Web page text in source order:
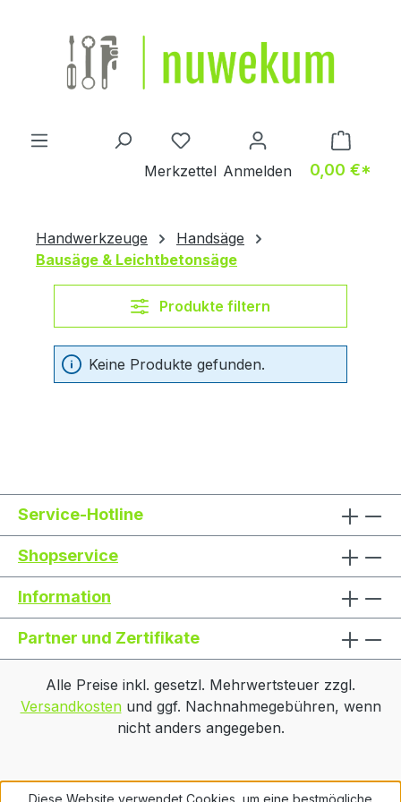
Du hast 0 Produkte auf dem
Merkzettel Anmelden 0,00 €*
Handwerkzeuge
Handsäge
Bausäge & Leichtbetonsäge
Produkte filtern
Keine Produkte gefunden.
Service-Hotline
Shopservice
Information
Partner und Zertifikate
Alle Preise inkl. gesetzl. Mehrwertsteuer zzgl.
Versandkostenund ggf. Nachnahmegebühren, wenn
nicht anders angegeben.
Diese Website verwendet Cookies, um eine bestmögliche